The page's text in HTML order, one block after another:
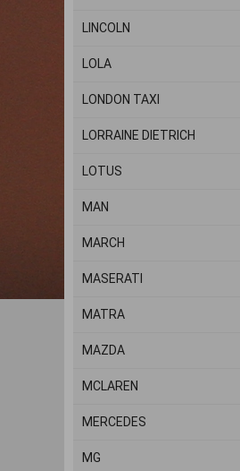
LINCOLN
LOLA
LONDON TAXI
LORRAINE DIETRICH
LOTUS
MAN
MARCH
MASERATI
MATRA
MAZDA
MCLAREN
MERCEDES
MG